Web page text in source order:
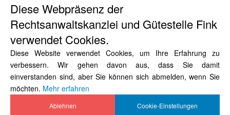
EMAIL
mail(at)finklaw.de
FINK
Finks
Links
Diese Webpräsenz der
Rechtsanwaltskanzlei und Gütestelle Fink
verwendet Cookies.
Diese Website verwendet Cookies, um Ihre Erfahrung zu
verbessern. Wir gehen davon aus, dass Sie damit
einverstanden sind, aber Sie können sich abmelden, wenn Sie
möchten. Mehr erfahren
Ablehnen Cookie-Einstellungen